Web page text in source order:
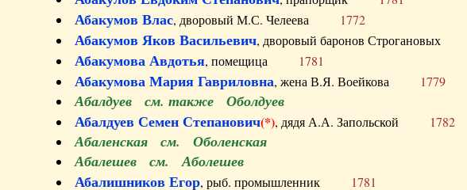
Абакумов Влас, дворовый М.С. Челеева 1772
Абакумов Яков Васильевич, дворовый баронов Строгановых
Абакумова Авдотья, помещица 1781
Абакумова Мария Гавриловна, жена В.Я. Воейкова 1779
Абалдуев см. также Оболдуев
Абалдуев Семен Степанович(*), дядя А.А. Запольской 1782
Абаленская см. Оболенская
Абалешев см. Аболешев
Абалишников Егор, рыб. промышленник 1781